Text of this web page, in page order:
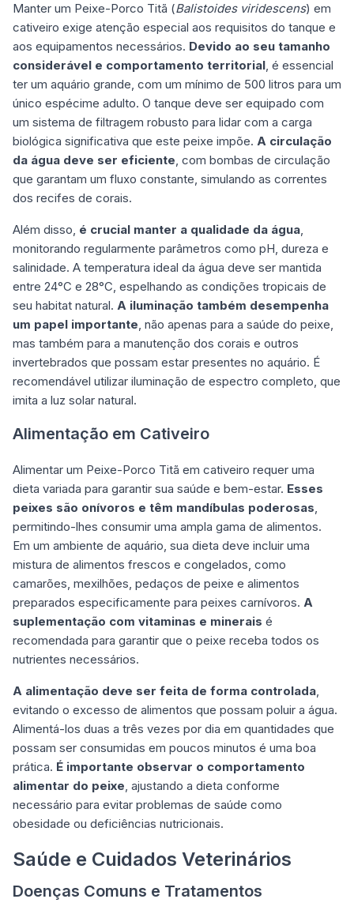
Manter um Peixe-Porco Titã (Balistoides viridescens) em
cativeiro exige atenção especial aos requisitos do tanque e
aos equipamentos necessários. Devido ao seu tamanho
considerável e comportamento territorial, é essencial
ter um aquário grande, com um mínimo de 500 litros para um
único espécime adulto. O tanque deve ser equipado com
um sistema de filtragem robusto para lidar com a carga
biológica significativa que este peixe impõe. A circulação
da água deve ser eficiente, com bombas de circulação
que garantam um fluxo constante, simulando as correntes
dos recifes de corais.
Além disso, é crucial manter a qualidade da água,
monitorando regularmente parâmetros como pH, dureza e
salinidade. A temperatura ideal da água deve ser mantida
entre 24°C e 28°C, espelhando as condições tropicais de
seu habitat natural. A iluminação também desempenha
um papel importante, não apenas para a saúde do peixe,
mas também para a manutenção dos corais e outros
invertebrados que possam estar presentes no aquário. É
recomendável utilizar iluminação de espectro completo, que
imita a luz solar natural.
Alimentação em Cativeiro
Alimentar um Peixe-Porco Titã em cativeiro requer uma
dieta variada para garantir sua saúde e bem-estar. Esses
peixes são onívoros e têm mandíbulas poderosas,
permitindo-lhes consumir uma ampla gama de alimentos.
Em um ambiente de aquário, sua dieta deve incluir uma
mistura de alimentos frescos e congelados, como
camarões, mexilhões, pedaços de peixe e alimentos
preparados especificamente para peixes carnívoros. A
suplementação com vitaminas e minerais é
recomendada para garantir que o peixe receba todos os
nutrientes necessários.
A alimentação deve ser feita de forma controlada,
evitando o excesso de alimentos que possam poluir a água.
Alimentá-los duas a três vezes por dia em quantidades que
possam ser consumidas em poucos minutos é uma boa
prática. É importante observar o comportamento
alimentar do peixe, ajustando a dieta conforme
necessário para evitar problemas de saúde como
obesidade ou deficiências nutricionais.
Saúde e Cuidados Veterinários
Doenças Comuns e Tratamentos